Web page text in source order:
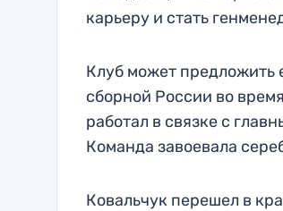
карьеру и стать
Клуб может предложить
сборной России во
работал в связке с
Команда завоевала
Ковальчук перешел в